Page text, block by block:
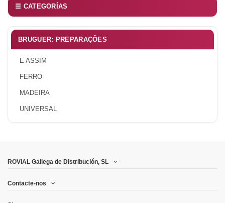
☰ CATEGORÍAS
BRUGUER: PREPARAÇÕES
E ASSIM
FERRO
MADEIRA
UNIVERSAL
ROVIAL Gallega de Distribución, SL
Contacte-nos